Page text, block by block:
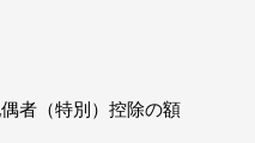
者（特別）控除の額